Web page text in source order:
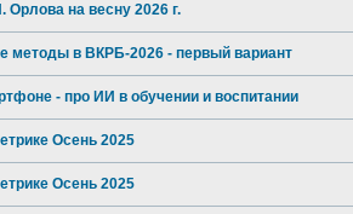
Орлова на весну 2026 г.
методы в ВКРБ-2026 - первый вариант
- про ИИ в обучении и воспитании
Осень 2025
Осень 2025